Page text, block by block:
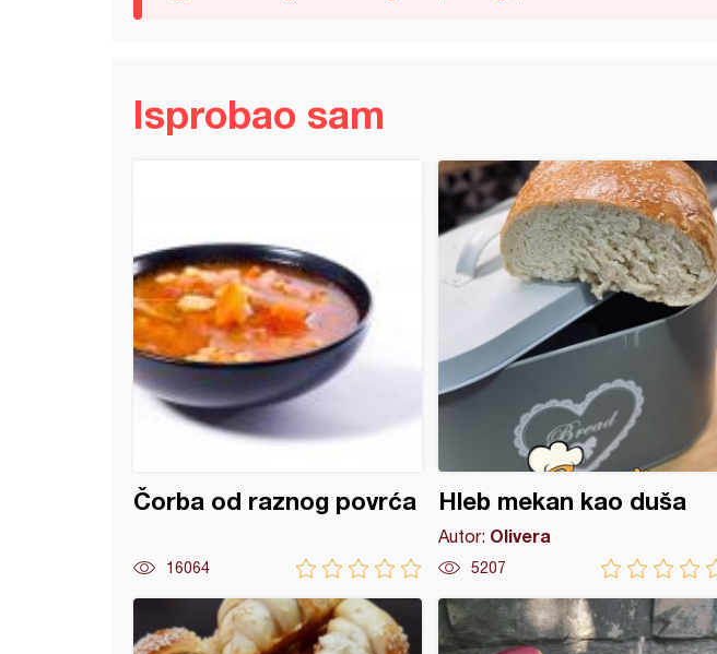
Isprobao sam
Čorba od raznog povrća
16064
Hleb mekan kao duša
Autor: Olivera
5207